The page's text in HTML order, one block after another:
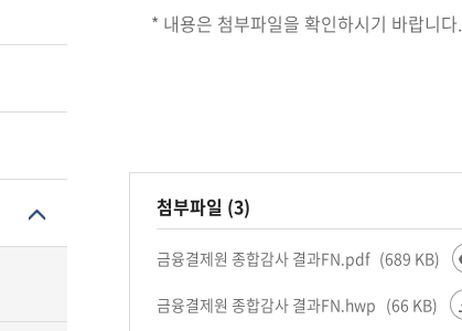
* 내용은 첨부파일을 확인하시기 바랍니다.
첨부파일 (3)
금융결제원 종합감사 결과FN.pdf (689 KB)
금융결제원 종합감사 결과FN.hwp (66 KB)